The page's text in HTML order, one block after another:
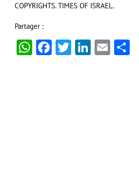
COPYRIGHTS. TIMES OF ISRAEL.
Partager :
WhatsApp
Facebook
Twitter
LinkedIn
Email